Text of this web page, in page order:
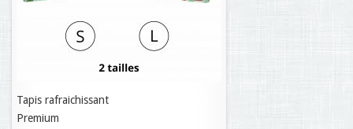
Tapis rafraichissant
Premium